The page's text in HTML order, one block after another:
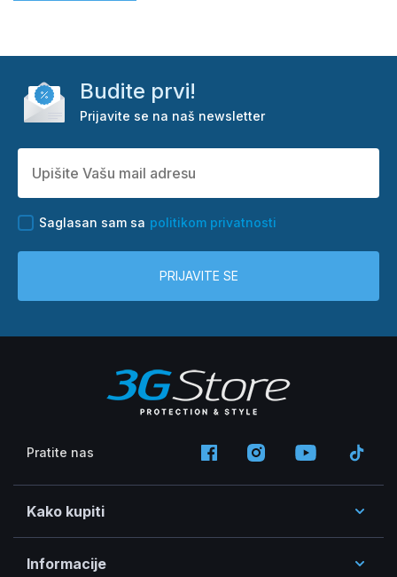
Budite prvi!
Prijavite se na naš newsletter
Saglasan sam sa politikom privatnosti
PRIJAVITE SE
Pratite nas
Kako kupiti
Informacije